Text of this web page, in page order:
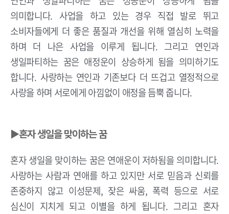
의미합니다. 사업을 하고 있는 경우 직접 발로 뛰고
소비자들에게 더 좋은 품질과 개선을 위해 열심히 노력을
하며 더 나은 사업을 이루게 됩니다. 그리고 연인과
생일파티하는 꿈은 애정운이 상승하게 됨을 의미하기도
합니다. 사랑하는 연인과 기존보다 더 뜨겁고 열정적으로
사랑을 하며 서로에게 아낌없이 애정을 듬뿍 줍니다.
▶혼자 생일을 맞이하는 꿈
혼자 생일을 맞이하는 꿈은 연애운이 저하됨을 의미합니다.
사랑하는 사람과 연애를 하고 있지만 서로 믿음과 신뢰를
존중하지 않고 이성문제, 잦은 싸움, 폭력 등으로 서로
심신이 지치게 되고 이별을 하게 됩니다. 그리고 혼자